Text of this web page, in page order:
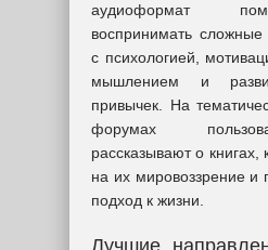
аудиоформат
воспринимать
с психологией,
мышлением и
привычек. На
форумах
рассказывают о книгах,
на их мировоззрение и
подход к жизни.